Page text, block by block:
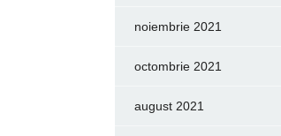
noiembrie 2021
octombrie 2021
august 2021